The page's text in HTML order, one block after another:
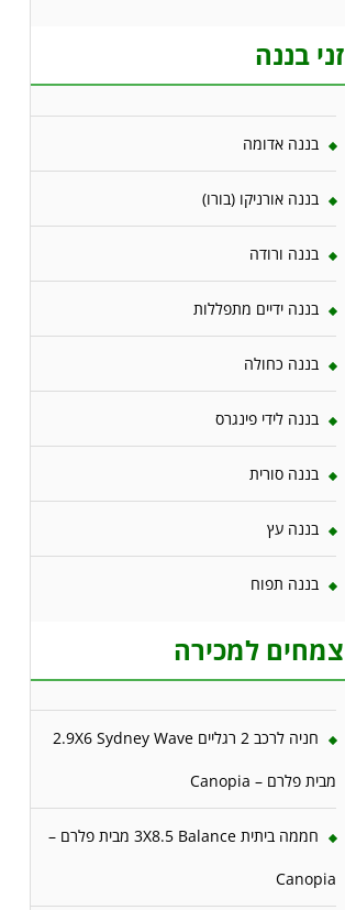
זני בננה
בננה אדומה
בננה אורניקו (בורו)
בננה ורודה
בננה ידיים מתפללות
בננה כחולה
בננה לידי פינגרס
בננה סורית
בננה עץ
בננה תפוח
צמחים למכירה
חניה לרכב 2 רגליים 2.9X6 Sydney Wave
מבית פלרם – Canopia
חממה ביתית 3X8.5 Balance מבית פלרם –
Canopia